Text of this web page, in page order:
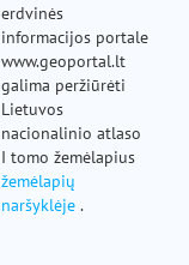
erdvinės
informacijos portale
www.geoportal.lt
galima peržiūrėti
Lietuvos
nacionalinio atlaso
I tomo žemėlapius
žemėlapių
naršyklėje .